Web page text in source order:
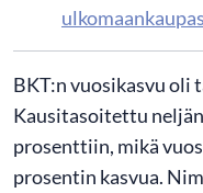
BKT:n vuosikasvu oli
Kausitasoitettu
prosenttiin, mikä
prosentin kasvua.